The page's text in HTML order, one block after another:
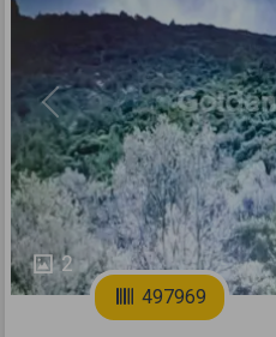
2
Previous
497969